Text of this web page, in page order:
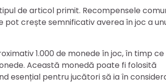
de articol primit. Recompensele
crește semnificativ averea în joc a
1.000 de monede în joc, în timp ce
Această monedă poate fi folosită
esențial pentru jucători să ia în